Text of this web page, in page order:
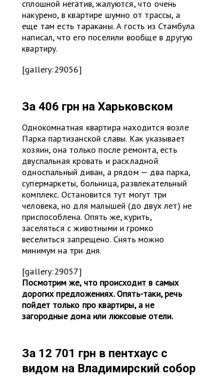
сплошной негатив, жалуются, что очень
накурено, в квартире шумно от трассы, а
еще там есть тараканы. А гость из Стамбула
написал, что его поселили вообще в другую
квартиру.
[gallery:29056]
За 406 грн на Харьковском
Однокомнатная квартира находится возле
Парка партизанской славы. Как указывает
хозяин, она только после ремонта, есть
двуспальная кровать и раскладной
односпальный диван, а рядом — два парка,
супермаркеты, больница, развлекательный
комплекс. Остановится тут могут три
человека, но для малышей (до двух лет) не
приспособлена. Опять же, курить,
заселяться с животными и громко
веселиться запрещено. Снять можно
минимум на три дня.
[gallery:29057]
Посмотрим же, что происходит в самых
дорогих предложениях. Опять-таки, речь
пойдет только про квартиры, а не
загородные дома или люксовые отели.
За 12 701 грн в пентхаус с
видом на Владимирский собор